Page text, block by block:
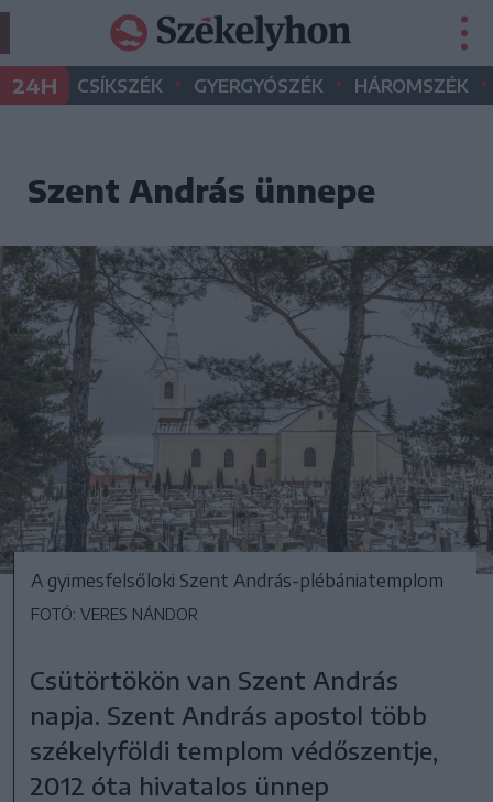
24H CSÍKSZÉK • GYERGYÓSZÉK • HÁROMSZÉK •
Szent András ünnepe
A gyimesfelsőloki Szent András-plébániatemplom
FOTÓ: VERES NÁNDOR
Csütörtökön van Szent András
napja. Szent András apostol több
székelyföldi templom védőszentje,
2012 óta hivatalos ünnep